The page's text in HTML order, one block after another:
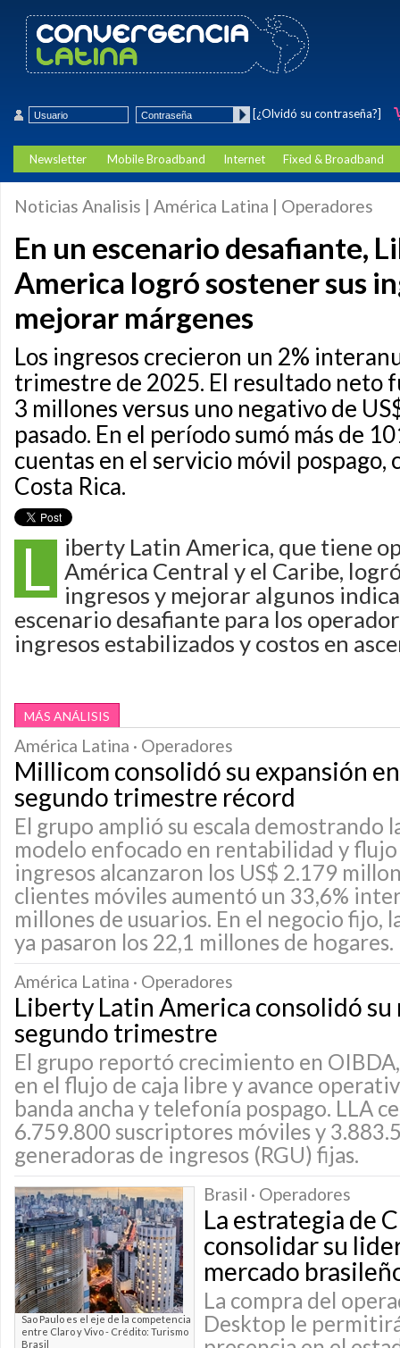
[¿Olvidó su contraseña?]
Newsletter Mobile Broadband Internet Fixed & Broadband
Noticias Analisis | América Latina | Operadores
En un escenario desafiante,
America logró sostener sus
mejorar márgenes
Los ingresos crecieron un 2%
trimestre de 2025. El resultado neto
3 millones versus uno negativo de
pasado. En el período sumó más de
cuentas en el servicio móvil pospago,
Costa Rica.
L iberty Latin America, que tiene
América Central y el Caribe,
ingresos y mejorar algunos
escenario desafiante para los
ingresos estabilizados y costos en
MÁS ANÁLISIS
América Latina · Operadores
Millicom consolidó su expansión
segundo trimestre récord
El grupo amplió su escala demostrando
modelo enfocado en rentabilidad y flujo
ingresos alcanzaron los US$ 2.179
clientes móviles aumentó un 33,6%
millones de usuarios. En el negocio fijo,
ya pasaron los 22,1 millones de hogares.
América Latina · Operadores
Liberty Latin America consolidó
segundo trimestre
El grupo reportó crecimiento en
en el flujo de caja libre y avance
banda ancha y telefonía pospago. LLA
6.759.800 suscriptores móviles y
generadoras de ingresos (RGU) fijas.
Sao Paulo es el eje de la competencia
entre Claro y Vivo - Crédito: Turismo
Brasil
Brasil · Operadores
La estrategia de
consolidar su
mercado
La compra del
Desktop le